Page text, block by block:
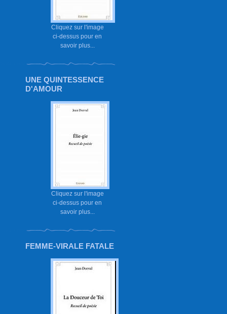
Cliquez sur l'image
ci-dessus pour en
savoir plus...
UNE QUINTESSENCE
D'AMOUR
Cliquez sur l'image
ci-dessus pour en
savoir plus...
FEMME-VIRALE FATALE